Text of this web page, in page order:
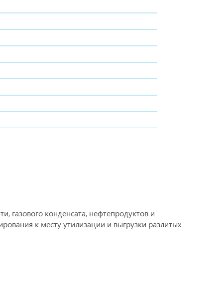
газового конденсата, нефтепродуктов и
к месту утилизации и выгрузки разлитых